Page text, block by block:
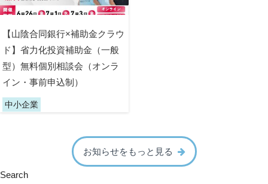
【山陰合同銀行×補助金クラウ
ド】省力化投資補助金（一般
型）無料個別相談会（オンラ
イン・事前申込制）
中小企業
お知らせをもっと見る
Search